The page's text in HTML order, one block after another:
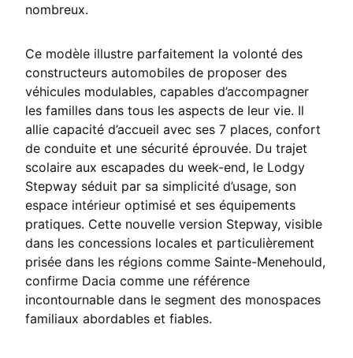
nombreux.
Ce modèle illustre parfaitement la volonté des
constructeurs automobiles de proposer des
véhicules modulables, capables d’accompagner
les familles dans tous les aspects de leur vie. Il
allie capacité d’accueil avec ses 7 places, confort
de conduite et une sécurité éprouvée. Du trajet
scolaire aux escapades du week-end, le Lodgy
Stepway séduit par sa simplicité d’usage, son
espace intérieur optimisé et ses équipements
pratiques. Cette nouvelle version Stepway, visible
dans les concessions locales et particulièrement
prisée dans les régions comme Sainte-Menehould,
confirme Dacia comme une référence
incontournable dans le segment des monospaces
familiaux abordables et fiables.